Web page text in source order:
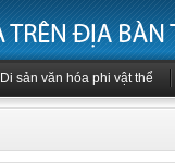
Di sản văn hóa phi vật thể